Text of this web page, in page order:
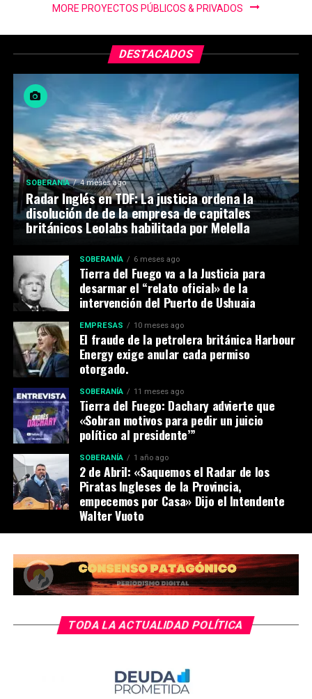
MORE PROYECTOS PÚBLICOS & PRIVADOS
DESTACADOS
SOBERANÍA 4 meses ago
Radar Inglés en TDF: La justicia ordena la
disolución de de la empresa de capitales
británicos Leolabs habilitada por Melella
SOBERANÍA 6 meses ago
Tierra del Fuego va a la Justicia para
desarmar el “relato oficial» de la
intervención del Puerto de Ushuaia
EMPRESAS 10 meses ago
El fraude de la petrolera británica Harbour
Energy exige anular cada permiso
otorgado.
SOBERANÍA 11 meses ago
Tierra del Fuego: Dachary advierte que
«Sobran motivos para pedir un juicio
político al presidente’”
SOBERANÍA 1 año ago
2 de Abril: «Saquemos el Radar de los
Piratas Ingleses de la Provincia,
empecemos por Casa» Dijo el Intendente
Walter Vuoto
TODA LA ACTUALIDAD POLÍTICA